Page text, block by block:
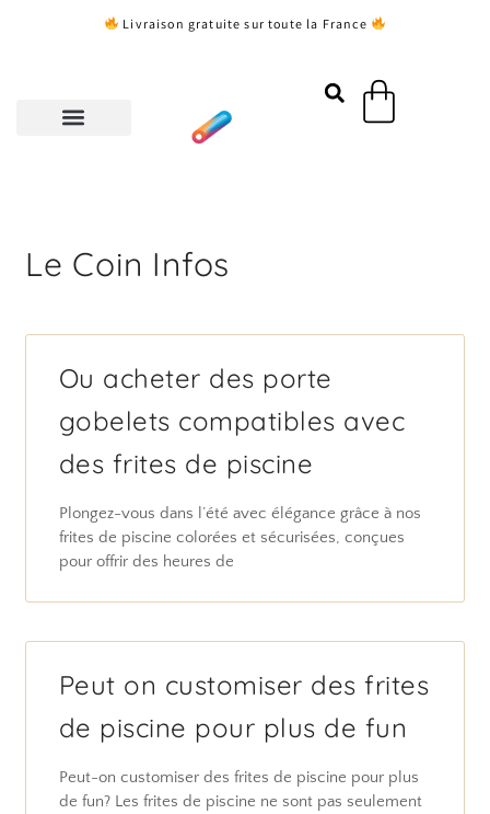
Livraison gratuite sur toute la France
Panier
Le Coin Infos
Ou acheter des porte
gobelets compatibles avec
des frites de piscine
Plongez-vous dans l’été avec élégance grâce à nos
frites de piscine colorées et sécurisées, conçues
pour offrir des heures de
Peut on customiser des frites
de piscine pour plus de fun
Peut-on customiser des frites de piscine pour plus
de fun? Les frites de piscine ne sont pas seulement